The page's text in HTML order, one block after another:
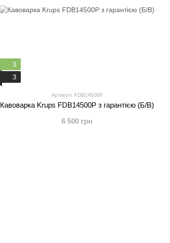
3
3
Артикул: FDB14500P
Кавоварка Krups FDB14500P з гарантією (Б/В)
6 500 грн